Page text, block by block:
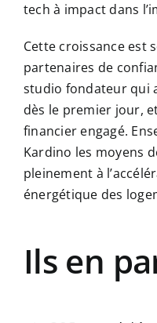
tech à impact dans
Cette croissance est
partenaires de
studio fondateur qui
dès le premier jour,
financier engagé.
Kardino les moyens
pleinement à
énergétique des
Ils en